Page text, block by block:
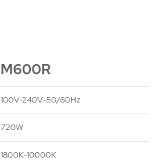
M600R
100V-240V-50/60Hz
720W
1800K-10000K